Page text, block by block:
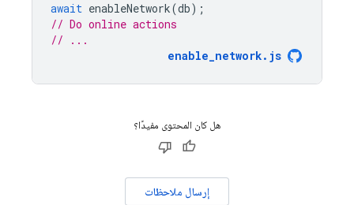
await enableNetwork(db);
// Do online actions
// ...
enable_network.js
هل كان المحتوى مفيدًا؟
إرسال ملاحظات